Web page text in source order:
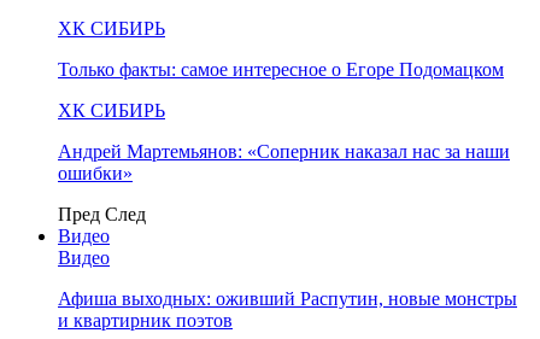
ХК СИБИРЬ
Только факты: самое интересное о Егоре Подомацком
ХК СИБИРЬ
Андрей Мартемьянов: «Соперник наказал нас за наши
ошибки»
Пред След
Видео
Видео
Афиша выходных: оживший Распутин, новые монстры
и квартирник поэтов